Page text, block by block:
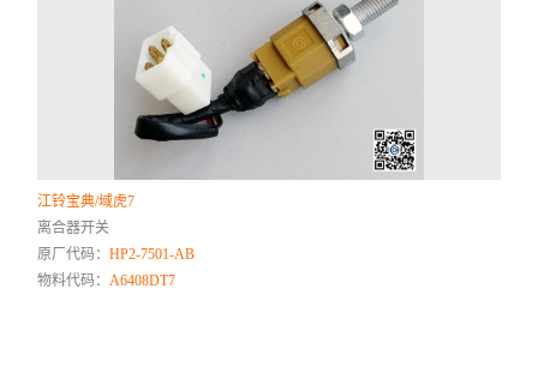
江铃宝典/域虎7
离合器开关
原厂代码：HP2-7501-AB
物料代码： A6408DT7